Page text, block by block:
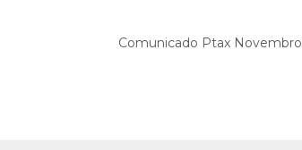
Comunicado Ptax Novembro